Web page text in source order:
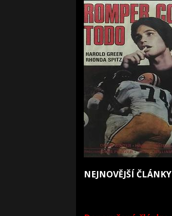
NEJNOVĚJŠÍ ČLÁNKY